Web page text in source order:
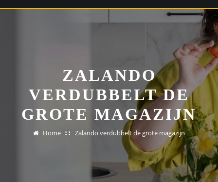
ZALANDO
VERDUBBELT DE
GROTE MAGAZIJN
Home Zalando verdubbelt de grote magazijn